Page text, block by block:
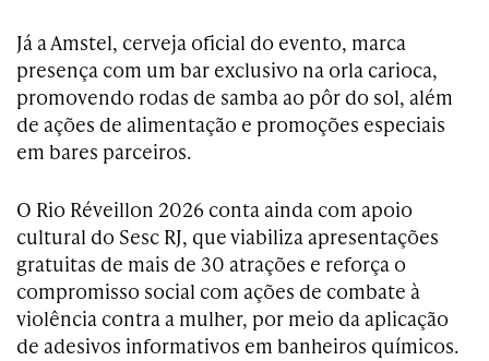
Já a Amstel, cerveja oficial do evento, marca
presença com um bar exclusivo na orla carioca,
promovendo rodas de samba ao pôr do sol, além
de ações de alimentação e promoções especiais
em bares parceiros.
O Rio Réveillon 2026 conta ainda com apoio
cultural do Sesc RJ, que viabiliza apresentações
gratuitas de mais de 30 atrações e reforça o
compromisso social com ações de combate à
violência contra a mulher, por meio da aplicação
de adesivos informativos em banheiros químicos.